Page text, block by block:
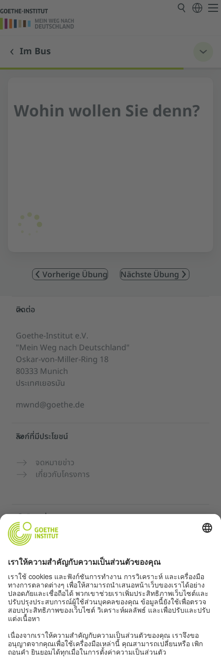
Im Bus
Wohin wollen Sie denn?
Vorherige Übung Nächste Übung
Service- und Informationsbereich
ติดต่อ
Goethe-Institut e.V.
"Mein Weg nach Deutschland"
Oskar-von-Miller-Ring 18
80333 Munich
ประเทศเยอรมัน
mwnd@goethe.de
ลิงก์ที่มีประโยชน์
จดหมายข่าว
เกี่ยวกับโครงการ
เว็บไซต์เพิ่มเติม
ฝึกภาษาเยอรมันฟรี
หลักสูตรภาษาเยอรมันของ Goethe-Institut
พอร์ทัลสำหรับครู “Deutschstunde”
ความเป็นส่วนตัวและการเข้าถึง
การตั้งค่าความเป็นส่วนตัว